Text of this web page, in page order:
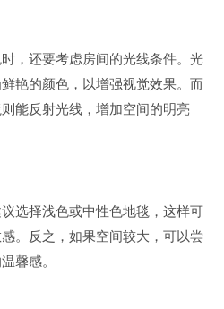
，还要考虑房间的光线条件。光
艳的颜色，以增强视觉效果。而
能反射光线，增加空间的明亮
选择浅色或中性色地毯，这样可
。反之，如果空间较大，可以尝
馨感。